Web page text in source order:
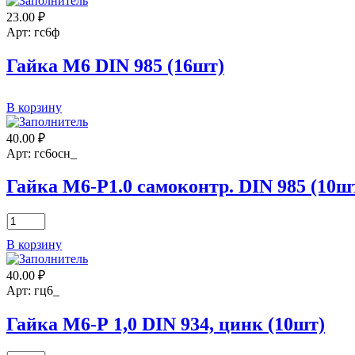
М16
DIN6334
(1шт)
23.00 ₽
Арт: гс6ф
Гайка М6 DIN 985 (16шт)
товара
Гайка
М6
DIN
(16шт)
В корзину
40.00 ₽
Арт: гс6осн_
Гайка М6-Р1.0 самоконтр. DIN 985
Количество
товара
Гайка
М6-
Р1.0
самоконтр.
985
(10шт)
В корзину
40.00 ₽
Арт: гц6_
Гайка М6-Р 1,0 DIN 934, цинк (10шт)